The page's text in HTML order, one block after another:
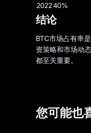
202240%
结论
BTC市场占有率
资策略和市场动
都至关重要。
您可能也